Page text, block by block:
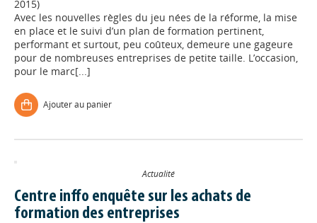
2015)
Avec les nouvelles règles du jeu nées de la réforme, la mise
en place et le suivi d’un plan de formation pertinent,
performant et surtout, peu coûteux, demeure une gageure
pour de nombreuses entreprises de petite taille. L’occasion,
pour le marc[...]
Ajouter au panier
Actualité
Centre inffo enquête sur les achats de
formation des entreprises